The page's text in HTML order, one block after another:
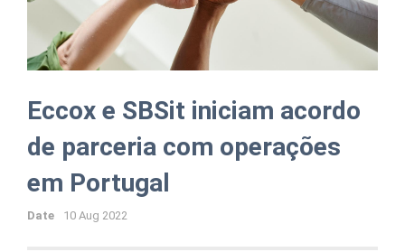
Eccox e SBSit iniciam acordo
de parceria com operações
em Portugal
Date 10 Aug 2022